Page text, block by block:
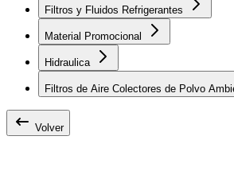
Filtros y Fluidos Refrigerantes
Material Promocional
Hidraulica
Volver